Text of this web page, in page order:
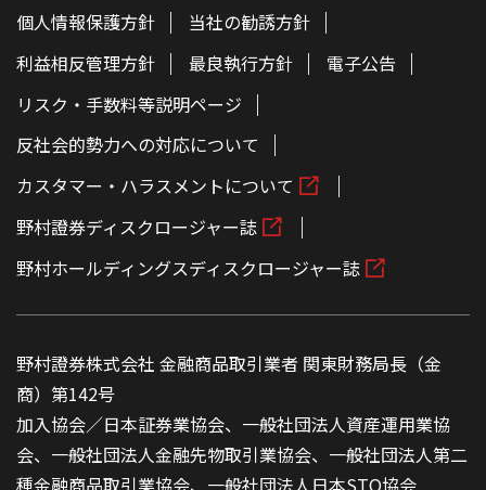
個人情報保護方針
当社の勧誘方針
利益相反管理方針
最良執行方針
電子公告
リスク・手数料等説明ページ
反社会的勢力への対応について
カスタマー・ハラスメントについて
野村證券ディスクロージャー誌
野村ホールディングスディスクロージャー誌
野村證券株式会社 金融商品取引業者 関東財務局長（金
商）第142号
加入協会／日本証券業協会、一般社団法人資産運用業協
会、一般社団法人金融先物取引業協会、一般社団法人第二